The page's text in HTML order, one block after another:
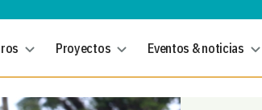
Proyectos Eventos & noticias